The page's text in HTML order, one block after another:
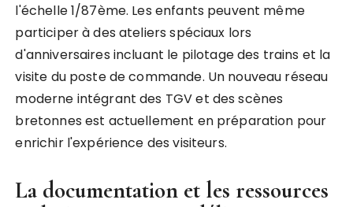
l'échelle 1/87ème. Les enfants peuvent même
participer à des ateliers spéciaux lors
d'anniversaires incluant le pilotage des trains et la
visite du poste de commande. Un nouveau réseau
moderne intégrant des TGV et des scènes
bretonnes est actuellement en préparation pour
enrichir l'expérience des visiteurs.
La documentation et les ressources